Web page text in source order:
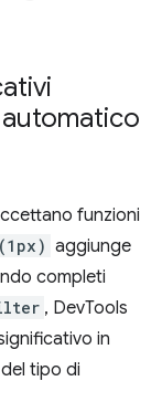
funzioni
aggiunge
completi
, DevTools
in
tipo di